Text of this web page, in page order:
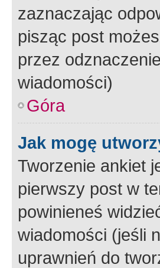
zaznaczając
pisząc post
przez
wiadomości)
Góra
Jak mogę
Tworzenie ankiet
pierwszy post w
powinieneś
wiadomości (jeśli
uprawnień do